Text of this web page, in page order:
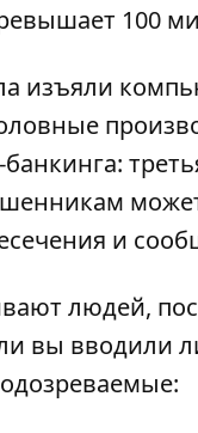
100
изъяли
и
людей,
вы вводили